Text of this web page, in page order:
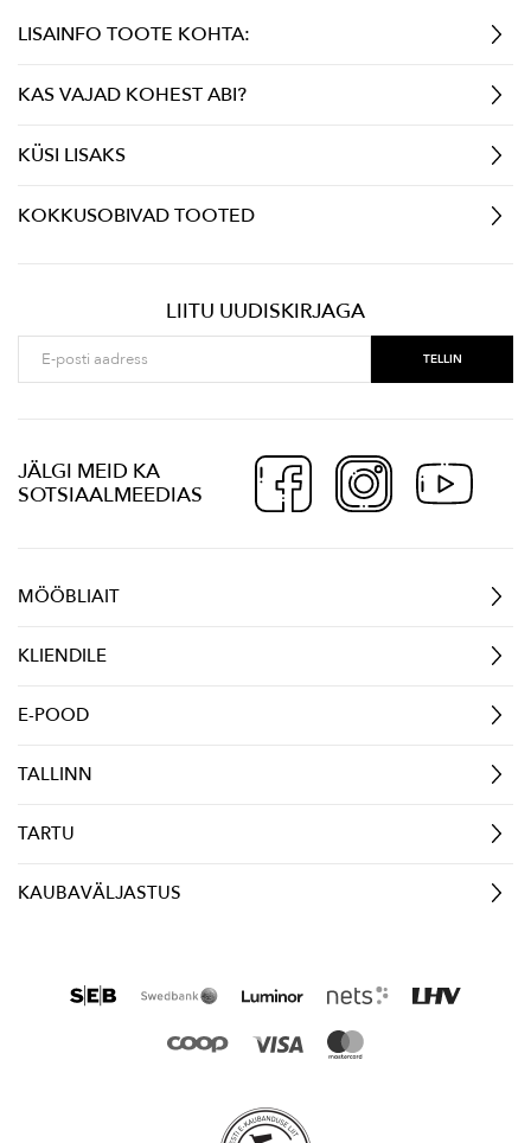
LISAINFO TOOTE KOHTA:
KAS VAJAD KOHEST ABI?
KÜSI LISAKS
KOKKUSOBIVAD TOOTED
LIITU UUDISKIRJAGA
JÄLGI MEID KA
SOTSIAALMEEDIAS
MÖÖBLIAIT
KLIENDILE
E-POOD
TALLINN
TARTU
KAUBAVÄLJASTUS